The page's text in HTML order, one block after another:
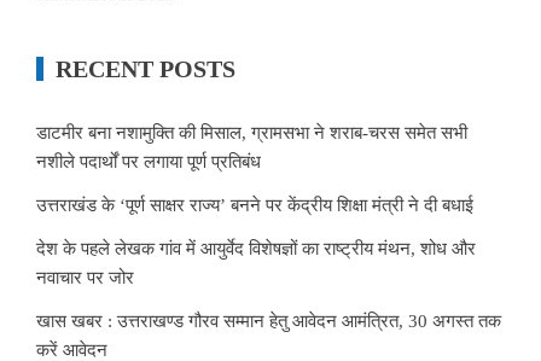
RECENT POSTS
डाटमीर बना नशामुक्ति की मिसाल, ग्रामसभा ने शराब-चरस समेत सभी
नशीले पदार्थों पर लगाया पूर्ण प्रतिबंध
उत्तराखंड के ‘पूर्ण साक्षर राज्य’ बनने पर केंद्रीय शिक्षा मंत्री ने दी बधाई
देश के पहले लेखक गांव में आयुर्वेद विशेषज्ञों का राष्ट्रीय मंथन, शोध और
नवाचार पर जोर
खास खबर : उत्तराखण्ड गौरव सम्मान हेतु आवेदन आमंत्रित, 30 अगस्त तक
करें आवेदन